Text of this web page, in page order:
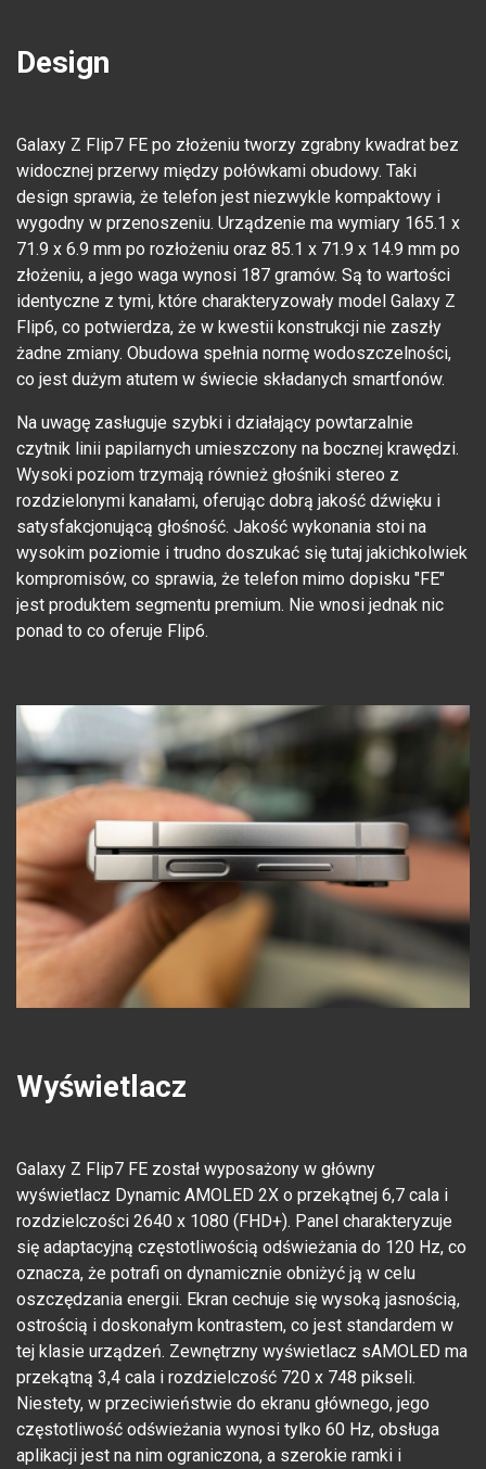
Design
Galaxy Z Flip7 FE po złożeniu tworzy zgrabny kwadrat bez
widocznej przerwy między połówkami obudowy. Taki
design sprawia, że telefon jest niezwykle kompaktowy i
wygodny w przenoszeniu. Urządzenie ma wymiary 165.1 x
71.9 x 6.9 mm po rozłożeniu oraz 85.1 x 71.9 x 14.9 mm po
złożeniu, a jego waga wynosi 187 gramów. Są to wartości
identyczne z tymi, które charakteryzowały model Galaxy Z
Flip6, co potwierdza, że w kwestii konstrukcji nie zaszły
żadne zmiany. Obudowa spełnia normę wodoszczelności,
co jest dużym atutem w świecie składanych smartfonów.
Na uwagę zasługuje szybki i działający powtarzalnie
czytnik linii papilarnych umieszczony na bocznej krawędzi.
Wysoki poziom trzymają również głośniki stereo z
rozdzielonymi kanałami, oferując dobrą jakość dźwięku i
satysfakcjonującą głośność. Jakość wykonania stoi na
wysokim poziomie i trudno doszukać się tutaj jakichkolwiek
kompromisów, co sprawia, że telefon mimo dopisku "FE"
jest produktem segmentu premium. Nie wnosi jednak nic
ponad to co oferuje Flip6.
Wyświetlacz
Galaxy Z Flip7 FE został wyposażony w główny
wyświetlacz Dynamic AMOLED 2X o przekątnej 6,7 cala i
rozdzielczości 2640 x 1080 (FHD+). Panel charakteryzuje
się adaptacyjną częstotliwością odświeżania do 120 Hz, co
oznacza, że potrafi on dynamicznie obniżyć ją w celu
oszczędzania energii. Ekran cechuje się wysoką jasnością,
ostrością i doskonałym kontrastem, co jest standardem w
tej klasie urządzeń. Zewnętrzny wyświetlacz sAMOLED ma
przekątną 3,4 cala i rozdzielczość 720 x 748 pikseli.
Niestety, w przeciwieństwie do ekranu głównego, jego
częstotliwość odświeżania wynosi tylko 60 Hz, obsługa
aplikacji jest na nim ograniczona, a szerokie ramki i